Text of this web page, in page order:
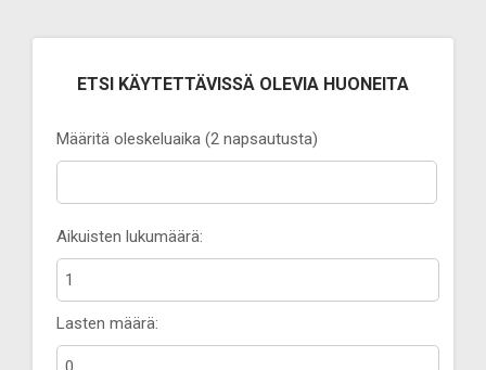
ETSI KÄYTETTÄVISSÄ OLEVIA HUONEITA
Määritä oleskeluaika (2 napsautusta)
Aikuisten lukumäärä:
Lasten määrä: